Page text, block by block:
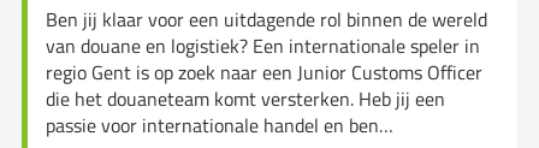
Ben jij klaar voor een uitdagende rol binnen de wereld
van douane en logistiek? Een internationale speler in
regio Gent is op zoek naar een Junior Customs Officer
die het douaneteam komt versterken. Heb jij een
passie voor internationale handel en ben…